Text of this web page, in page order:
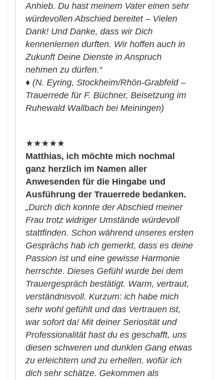
Anhieb. Du hast meinem Vater einen sehr
würdevollen Abschied bereitet – Vielen
Dank! Und Danke, dass wir Dich
kennenlernen durften. Wir hoffen auch in
Zukunft Deine Dienste in Anspruch
nehmen zu dürfen.“
♦ (N. Eyring, Stockheim/Rhön-Grabfeld –
Trauerrede für F. Büchner, Beisetzung im
Ruhewald Wallbach bei Meiningen)
★★★★★
Matthias, ich möchte mich nochmal
ganz herzlich im Namen aller
Anwesenden für die Hingabe und
Ausführung der Trauerrede bedanken.
„Durch dich konnte der Abschied meiner
Frau trotz widriger Umstände würdevoll
stattfinden. Schon während unseres ersten
Gesprächs hab ich gemerkt, dass es deine
Passion ist und eine gewisse Harmonie
herrschte. Dieses Gefühl wurde bei dem
Trauergespräch bestätigt. Warm, vertraut,
verständnisvoll. Kurzum: ich habe mich
sehr wohl gefühlt und das Vertrauen ist,
war sofort da! Mit deiner Seriosität und
Professionalität hast du es geschafft, uns
diesen schweren und dunklen Gang etwas
zu erleichtern und zu erhellen, wofür ich
dich sehr schätze. Gekommen als